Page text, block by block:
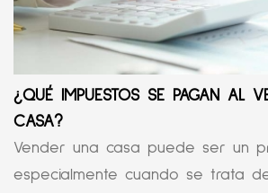
¿QUÉ IMPUESTOS SE PAGAN AL
CASA?
Vender una casa puede ser un
especialmente cuando se trata